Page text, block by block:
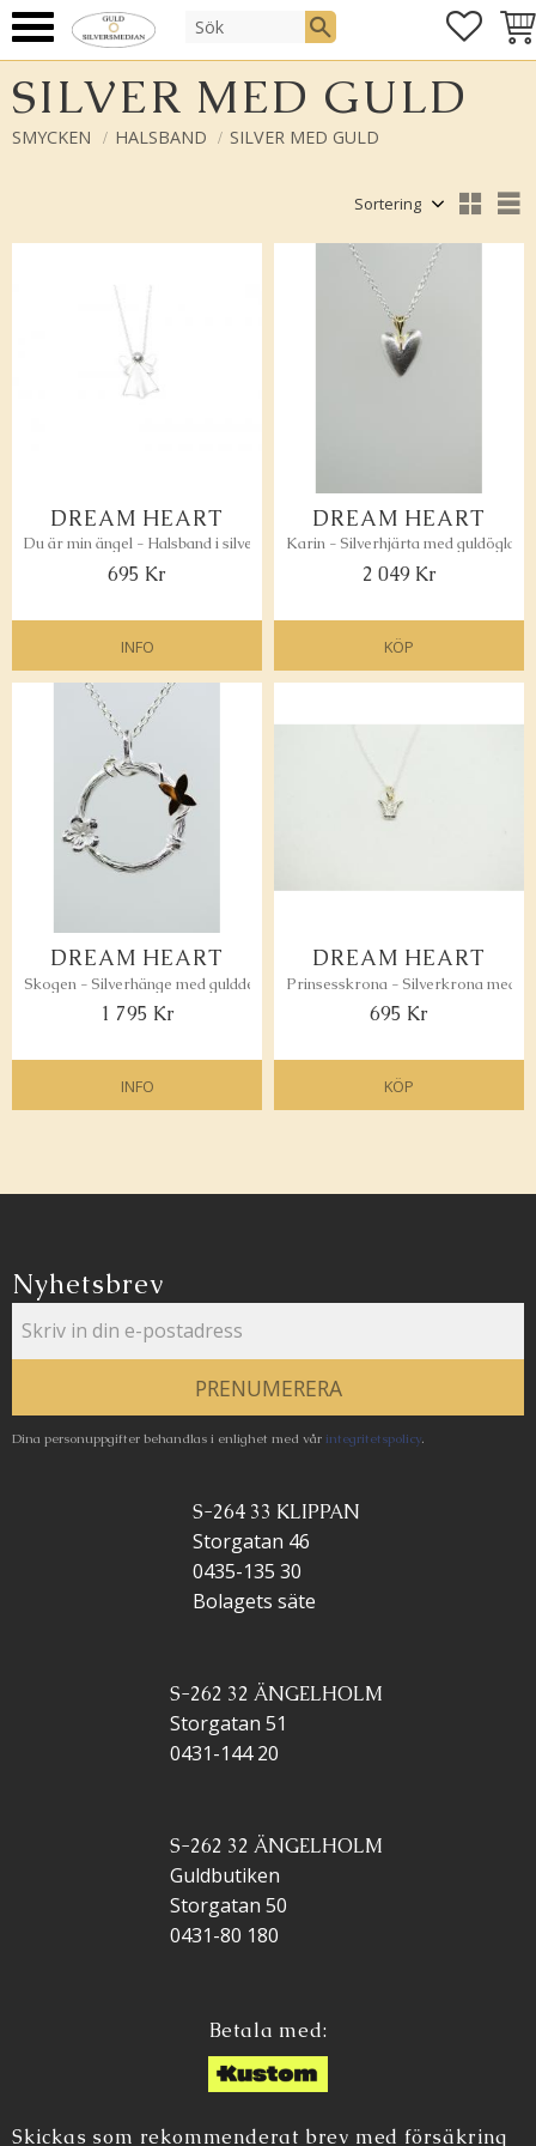
SILVER MED GULD
SMYCKEN HALSBAND SILVER MED GULD
DREAM HEART
Du är min ängel - Halsband i silver och/eller guld
695 Kr
Lägg till i favoriter
INFO
DREAM HEART
Karin - Silverhjärta med guldögla
2 049 Kr
KÖP
DREAM HEART
Skogen - Silverhänge med gulddetalj
1 795 Kr
Lägg till i favoriter
INFO
DREAM HEART
Prinsesskrona - Silverkrona med
695 Kr
KÖP
Nyhetsbrev
PRENUMERERA
Dina personuppgifter behandlas i enlighet med vår integritetspolicy.
S-264 33 KLIPPAN
Storgatan 46
0435-135 30
Bolagets säte
S-262 32 ÄNGELHOLM
Storgatan 51
0431-144 20
S-262 32 ÄNGELHOLM
Guldbutiken
Storgatan 50
0431-80 180
Betala med:
Skickas som rekommenderat brev med försäkring